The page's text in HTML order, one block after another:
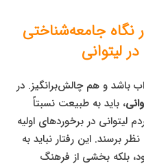
جامعه‌شناختی
لیتوانی
باشد و هم چالش‌برانگیز. در
، باید به طبیعت نسبتاً
لیتوانی در برخوردهای اولیه
این رفتار نباید به
بلکه بخشی از فرهنگ